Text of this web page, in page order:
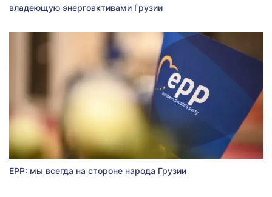
владеющую энергоактивами Грузии
EPP: мы всегда на стороне народа Грузии